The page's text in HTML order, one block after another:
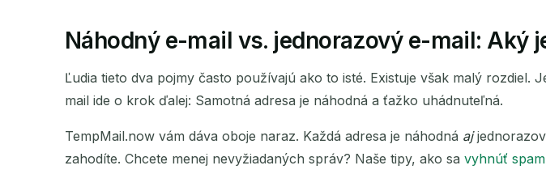
Náhodný e-mail vs. jednorazový e-mail: Aký
Ľudia tieto dva pojmy často používajú ako to isté. Existuje však malý
mail ide o krok ďalej: Samotná adresa je náhodná a ťažko uhádnuteľná.
TempMail.now vám dáva oboje naraz. Každá adresa je náhodná aj
zahodíte. Chcete menej nevyžiadaných správ? Naše tipy, ako sa vyhnúť